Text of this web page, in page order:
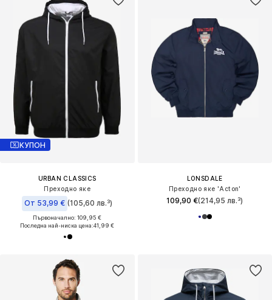
КУПОН
URBAN CLASSICS
Преходно яке
От 53,99 € (105,60 лв.³)
Първоначално: 109,95 €
Последна най-ниска цена:41,99 €
LONSDALE
Преходно яке 'Acton'
109,90 €(214,95 лв.³)